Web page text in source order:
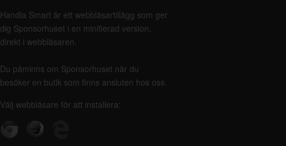
Handla Smart är ett webbläsartillägg som ger
dig Sponsorhuset i en minifierad version,
direkt i webbläsaren.
Du påminns om Sponsorhuset när du
besöker en butik som finns ansluten hos oss.
Välj webbläsare för att installera: